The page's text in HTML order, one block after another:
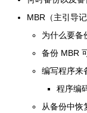
MBR（主引导
为什么要备
备份 MBR
编写程序来
程序编
从备份中恢